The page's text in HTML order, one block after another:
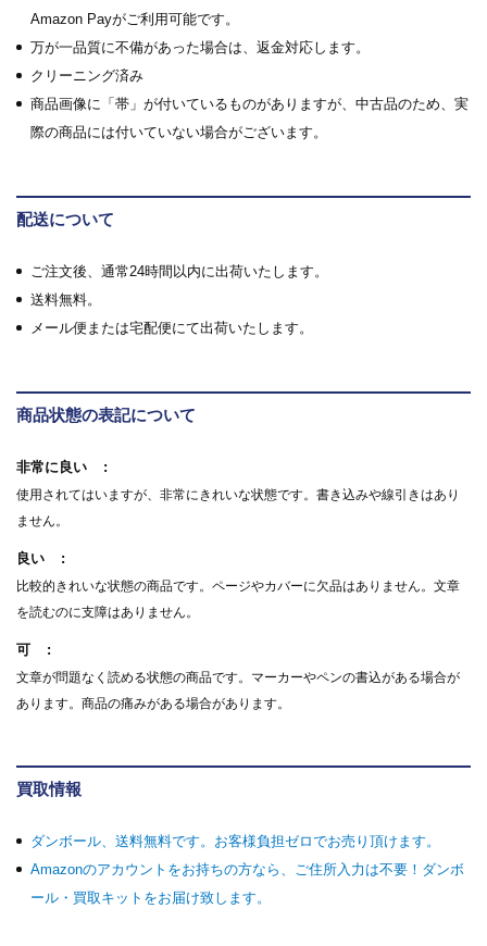
Amazon Payがご利用可能です。
万が一品質に不備があった場合は、返金対応します。
クリーニング済み
商品画像に「帯」が付いているものがありますが、中古品のため、実
際の商品には付いていない場合がございます。
配送について
ご注文後、通常24時間以内に出荷いたします。
送料無料。
メール便または宅配便にて出荷いたします。
商品状態の表記について
非常に良い
使用されてはいますが、非常にきれいな状態です。書き込みや線引きはあり
ません。
良い
比較的きれいな状態の商品です。ページやカバーに欠品はありません。文章
を読むのに支障はありません。
可
文章が問題なく読める状態の商品です。マーカーやペンの書込がある場合が
あります。商品の痛みがある場合があります。
買取情報
ダンボール、送料無料です。お客様負担ゼロでお売り頂けます。
Amazonのアカウントをお持ちの方なら、ご住所入力は不要！ダンボ
ール・買取キットをお届け致します。